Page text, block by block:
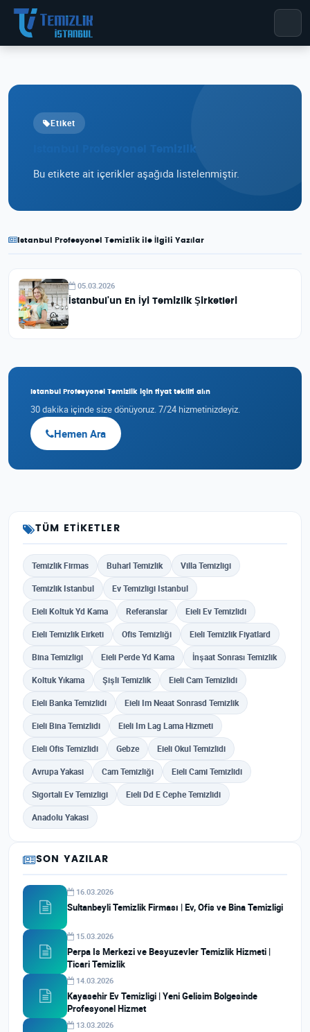
Etiket
Istanbul Profesyonel Temizlik
Bu etikete ait içerikler aşağıda listelenmiştir.
Istanbul Profesyonel Temizlik ile İlgili Yazılar
05.03.2026
İstanbul'un En İyi Temizlik Şirketleri
Istanbul Profesyonel Temizlik için fiyat teklifi alın
30 dakika içinde size dönüyoruz. 7/24 hizmetinizdeyiz.
Hemen Ara
TÜM ETIKETLER
Temizlik Firmas Buharl Temizlik Villa Temizligi
Temizlik Istanbul Ev Temizligi Istanbul
Eieli Koltuk Yd Kama Referanslar Eieli Ev Temizlidi
Eieli Temizlik Eirketi Ofis Temizliği Eieli Temizlik Fiyatlard
Bina Temizligi Eieli Perde Yd Kama İnşaat Sonrası Temizlik
Koltuk Yıkama Şişli Temizlik Eieli Cam Temizlidi
Eieli Banka Temizlidi Eieli Im Neaat Sonrasd Temizlik
Eieli Bina Temizlidi Eieli Im Lag Lama Hizmeti
Eieli Ofis Temizlidi Gebze Eieli Okul Temizlidi
Avrupa Yakasi Cam Temizliği Eieli Cami Temizlidi
Sigortali Ev Temizligi Eieli Dd E Cephe Temizlidi
Anadolu Yakasi
SON YAZILAR
16.03.2026
Sultanbeyli Temizlik Firması | Ev, Ofis ve Bina Temizligi
15.03.2026
Perpa Is Merkezi ve Besyuzevler Temizlik Hizmeti |
Ticari Temizlik
14.03.2026
Kayasehir Ev Temizligi | Yeni Gelisim Bolgesinde
Profesyonel Hizmet
13.03.2026